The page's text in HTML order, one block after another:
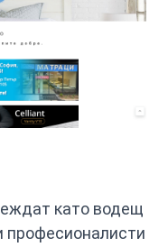
като водещ
професионалисти